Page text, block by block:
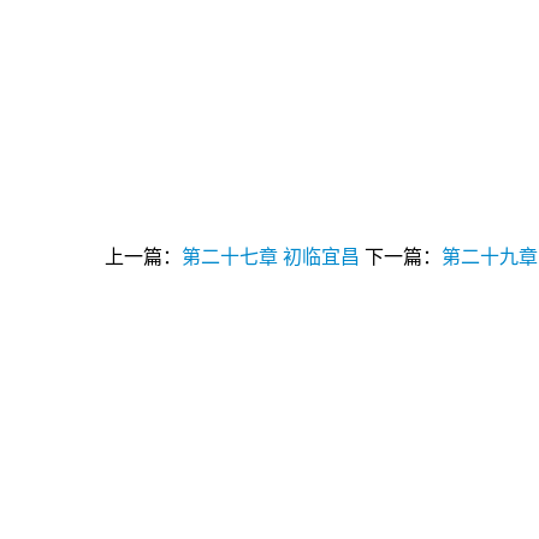
上一篇： 第二十七章 初临宜昌 下一篇： 第二十九